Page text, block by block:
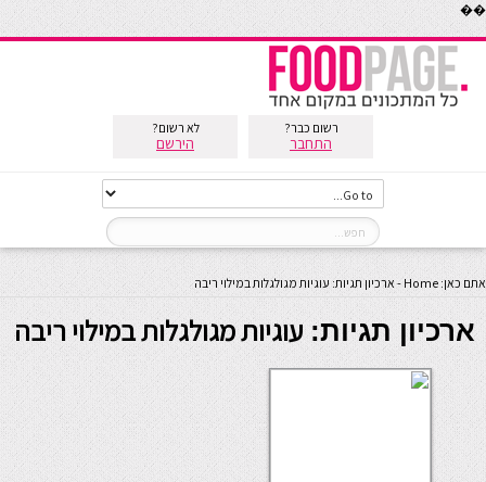
��
רשום כבר?
התחבר
לא רשום?
הירשם
אתם כאן: Home
-ארכיון תגיות: עוגיות מגולגלות במילוי ריבה
ארכיון תגיות:עוגיות מגולגלות במילוי ריבה